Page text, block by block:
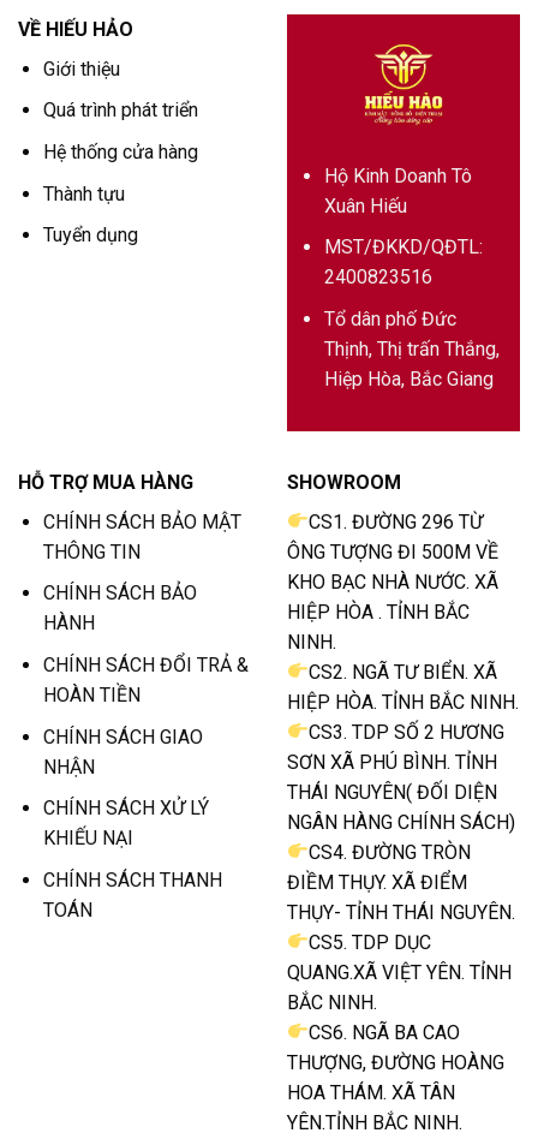
VỀ HIẾU HẢO
Giới thiệu
Quá trình phát triển
Hệ thống cửa hàng
Thành tựu
Tuyển dụng
Hộ Kinh Doanh Tô
Xuân Hiếu
MST/ĐKKD/QĐTL:
2400823516
Tổ dân phố Đức
Thịnh, Thị trấn Thắng,
Hiệp Hòa, Bắc Giang
HỖ TRỢ MUA HÀNG
CHÍNH SÁCH BẢO MẬT
THÔNG TIN
CHÍNH SÁCH BẢO
HÀNH
CHÍNH SÁCH ĐỔI TRẢ &
HOÀN TIỀN
CHÍNH SÁCH GIAO
NHẬN
CHÍNH SÁCH XỬ LÝ
KHIẾU NẠI
CHÍNH SÁCH THANH
TOÁN
SHOWROOM
CS1. ĐƯỜNG 296 TỪ
ÔNG TƯỢNG ĐI 500M VỀ
KHO BẠC NHÀ NƯỚC. XÃ
HIỆP HÒA . TỈNH BẮC
NINH.
CS2. NGÃ TƯ BIỂN. XÃ
HIỆP HÒA. TỈNH BẮC NINH.
CS3. TDP SỐ 2 HƯƠNG
SƠN XÃ PHÚ BÌNH. TỈNH
THÁI NGUYÊN( ĐỐI DIỆN
NGÂN HÀNG CHÍNH SÁCH)
CS4. ĐƯỜNG TRÒN
ĐIỀM THỤY. XÃ ĐIỂM
THỤY- TỈNH THÁI NGUYÊN.
CS5. TDP DỤC
QUANG.XÃ VIỆT YÊN. TỈNH
BẮC NINH.
CS6. NGÃ BA CAO
THƯỢNG, ĐƯỜNG HOÀNG
HOA THÁM. XÃ TÂN
YÊN.TỈNH BẮC NINH.